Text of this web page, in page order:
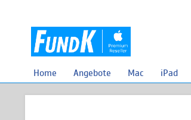
Home Angebote Mac iPad